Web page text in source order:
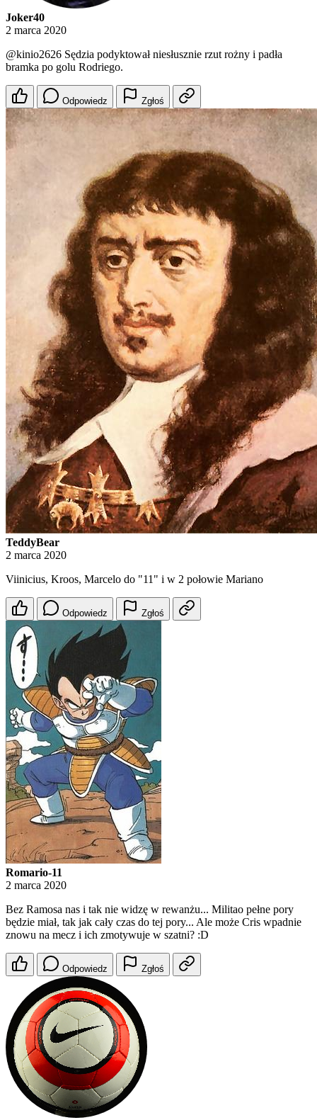
Joker40
2 marca 2020
@kinio2626 Sędzia podyktował niesłusznie rzut rożny i padła
bramka po golu Rodriego.
Odpowiedz Zgłoś
TeddyBear
2 marca 2020
Viinicius, Kroos, Marcelo do "11" i w 2 połowie Mariano
Odpowiedz Zgłoś
Romario-11
2 marca 2020
Bez Ramosa nas i tak nie widzę w rewanżu... Militao pełne pory
będzie miał, tak jak cały czas do tej pory... Ale może Cris wpadnie
znowu na mecz i ich zmotywuje w szatni? :D
Odpowiedz Zgłoś